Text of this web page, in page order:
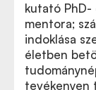
kutató
mentora;
indoklása
életben
tevékenyen